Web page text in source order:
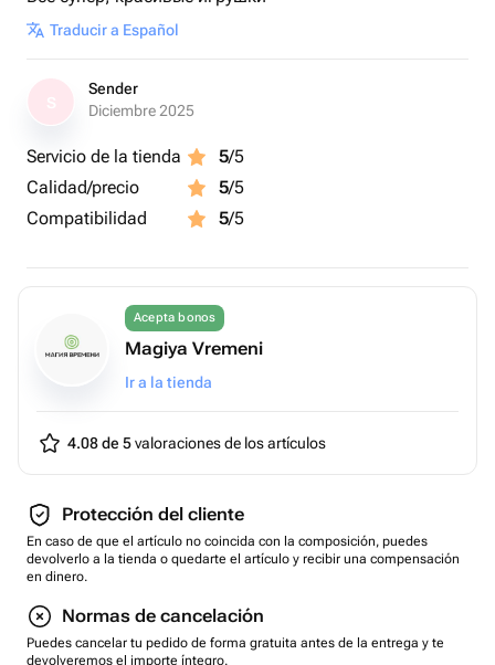
Traducir a Español
Sender
Diciembre 2025
Servicio de la tienda 5/5
Calidad/precio
5/5
Compatibilidad
5/5
Acepta bonos
Magiya Vremeni
Ir a la tienda
4.08 de 5valoraciones de los artículos
Protección del cliente
En caso de que el artículo no coincida con la composición, puedes
devolverlo a la tienda o quedarte el artículo y recibir una compensación
en dinero.
Normas de cancelación
Puedes cancelar tu pedido de forma gratuita antes de la entrega y te
devolveremos el importe íntegro.